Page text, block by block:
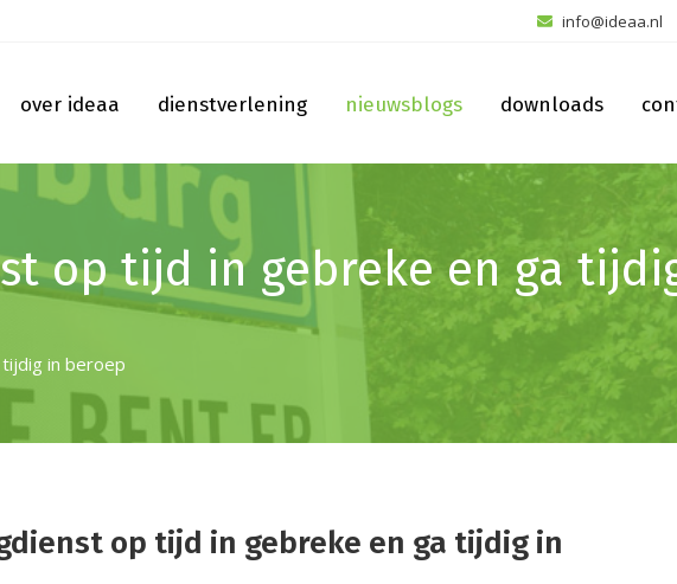
info@ideaa.nl
over ideaa dienstverlening nieuwsblogs downloads
op tijd in gebreke en ga
in beroep
op tijd in gebreke en ga tijdig in